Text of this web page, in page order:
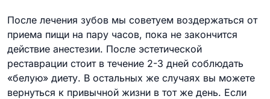
После лечения зубов мы советуем воздержаться от
приема пищи на пару часов, пока не закончится
действие анестезии. После эстетической
реставрации стоит в течение 2-3 дней соблюдать
«белую» диету. В остальных же случаях вы можете
вернуться к привычной жизни в тот же день. Если